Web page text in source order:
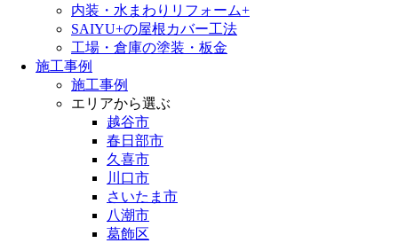
内装・水まわりリフォーム+
SAIYU+の屋根カバー工法
工場・倉庫の塗装・板金
施工事例
施工事例
エリアから選ぶ
越谷市
春日部市
久喜市
川口市
さいたま市
八潮市
葛飾区